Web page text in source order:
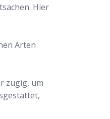
Hier
Arten
zügig, um